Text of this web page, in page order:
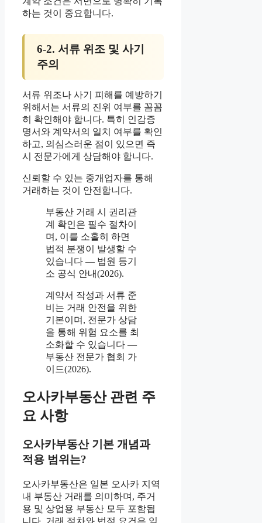
하는 것이 중요합니다.
6-2. 서류 위조 및 사기
주의
서류 위조나 사기 피해를 예방하기
위해서는 서류의 진위 여부를 꼼꼼
히 확인해야 합니다. 특히 인감증
명서와 계약서의 일치 여부를 확인
하고, 의심스러운 점이 있으면 즉
시 전문가에게 상담해야 합니다.
신뢰할 수 있는 중개업자를 통해
거래하는 것이 안전합니다.
부동산 거래 시 권리관
계 확인은 필수 절차이
며, 이를 소홀히 하면
법적 분쟁이 발생할 수
있습니다 — 법원 등기
소 공식 안내(2026).
계약서 작성과 서류 준
비는 거래 안전을 위한
기본이며, 전문가 상담
을 통해 위험 요소를 최
소화할 수 있습니다 —
부동산 전문가 협회 가
이드(2026).
오사카부동산 관련 주
요 사항
오사카부동산 기본 개념과
적용 범위는?
오사카부동산은 일본 오사카 지역
내 부동산 거래를 의미하며, 주거
용 및 상업용 부동산 모두 포함됩
니다. 거래 절차와 법적 요건은 일